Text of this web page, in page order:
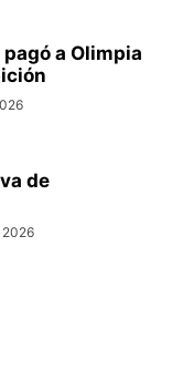
a Olimpia
de
2026